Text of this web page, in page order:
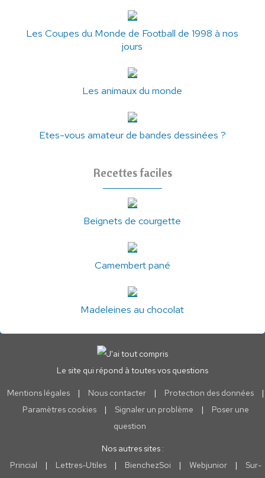
Les Coupes du Monde de Football de 1998 à nos
jours
Les animaux du monde
Etes-vous amateur de bandes dessinées ?
Recettes faciles
Beignets de courgette
Camembert pané
Madeleines au chocolat
Le site qui répond à toutes vos questions
Mentions légales | Nous contacter | Protection des données
|
Paramètres cookies
| Signaler un problème |
Poser une
question
Nos autres sites :
Princial
| Lettres-Utiles | BienchezSoi | Webjunior |
Sur-